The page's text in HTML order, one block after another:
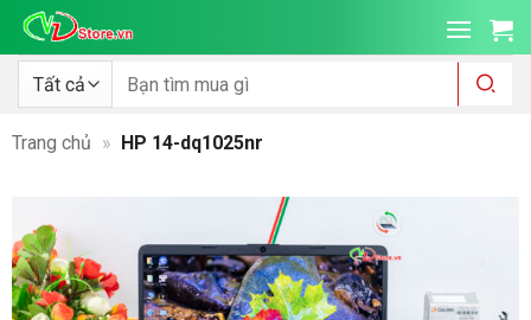
qua
dung
Tìm
kiếm:
Trang chủ » HP 14-dq1025nr